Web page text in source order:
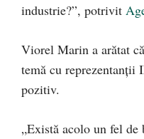
industrie?”, potrivit
Viorel Marin a arătat
temă cu reprezentanţii
pozitiv.
„Există acolo un fel